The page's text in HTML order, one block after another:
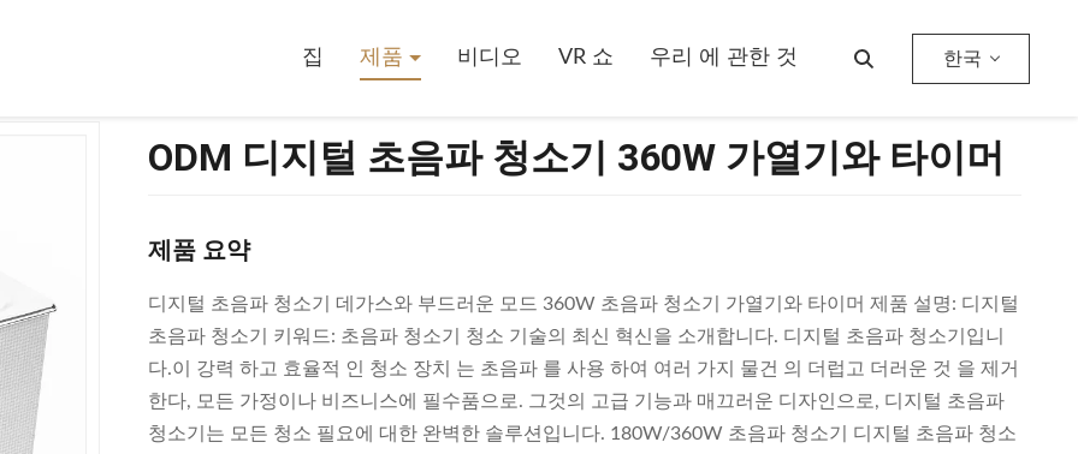
집 제품 비디오 VR 쇼 우리 에 관한 것 한국
ODM 디지털 초음파 청소기 360W 가열기와 타이머
제품 요약
디지털 초음파 청소기 데가스와 부드러운 모드 360W 초음파 청소기 가열기와 타이머 제품 설명: 디지털
초음파 청소기 키워드: 초음파 청소기 청소 기술의 최신 혁신을 소개합니다. 디지털 초음파 청소기입니
다.이 강력 하고 효율적 인 청소 장치 는 초음파 를 사용 하여 여러 가지 물건 의 더럽고 더러운 것 을 제거
한다, 모든 가정이나 비즈니스에 필수품으로. 그것의 고급 기능과 매끄러운 디자인으로, 디지털 초음파
청소기는 모든 청소 필요에 대한 완벽한 솔루션입니다. 180W/360W 초음파 청소기 디지털 초음파 청소